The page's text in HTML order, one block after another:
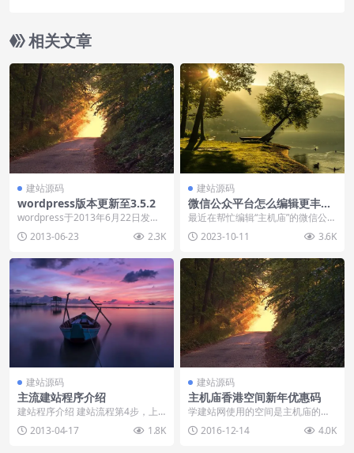
相关文章
建站源码
wordpress版本更新至3.5.2
wordpress于2013年6月22日发布
WordPress 3.5.2 安全...
2013-06-23 2.3K
建站源码
微信公众平台怎么编辑更丰富
的图文消息
最近在帮忙编辑“主机庙”的微信公众
号，发现微信提供的图文编辑界面
很简陋。只包含最...
2023-10-11 3.6K
建站源码
主流建站程序介绍
建站程序介绍 建站流程第4步，上
传建站程序。 互联网上有80%的站
长并不是程序员...
2013-04-17 1.8K
建站源码
主机庙香港空间新年优惠码
学建站网使用的空间是主机庙的香
港空间，此空间为WP程序专享主
机，很适合使用WP搭...
2016-12-14 4.0K